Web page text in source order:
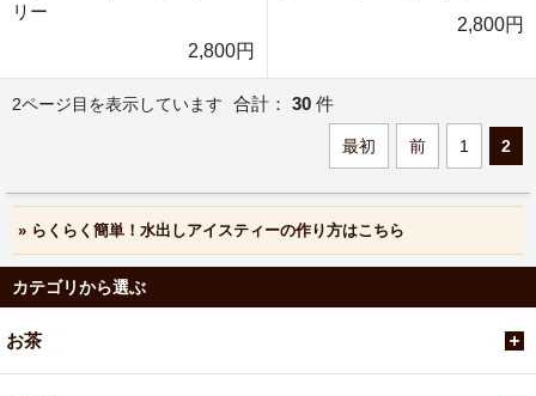
リー
2,800円
2,800円
2ページ目を表示しています 合計： 30 件
最初 前 1 2
» らくらく簡単！水出しアイスティーの作り方はこちら
カテゴリから選ぶ
お茶